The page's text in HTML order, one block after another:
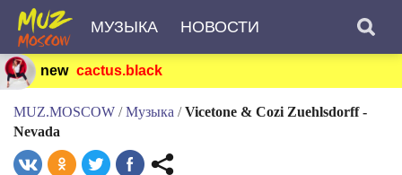
МУЗЫКА НОВОСТИ
new cactus.black
MUZ.MOSCOW / Музыка / Vicetone & Cozi Zuehlsdorff -
Nevada